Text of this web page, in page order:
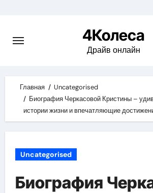
content
4Колеса
Драйв онлайн
Главная
Uncategorised
Биография Черкасовой Кристины –
истории жизни и впечатляющие
Uncategorised
Биография